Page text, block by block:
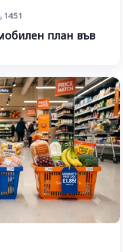
14:51
план във